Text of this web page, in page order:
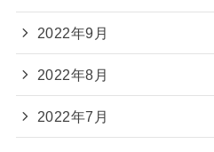
2022年9月
2022年8月
2022年7月